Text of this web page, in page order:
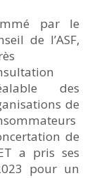
par le
de l’ASF,
des
de
de
a pris ses
pour un